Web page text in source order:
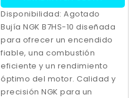
Disponibilidad: Agotado
Bujía NGK B7HS-10 diseñada
para ofrecer un encendido
fiable, una combustión
eficiente y un rendimiento
óptimo del motor. Calidad y
precisión NGK para un